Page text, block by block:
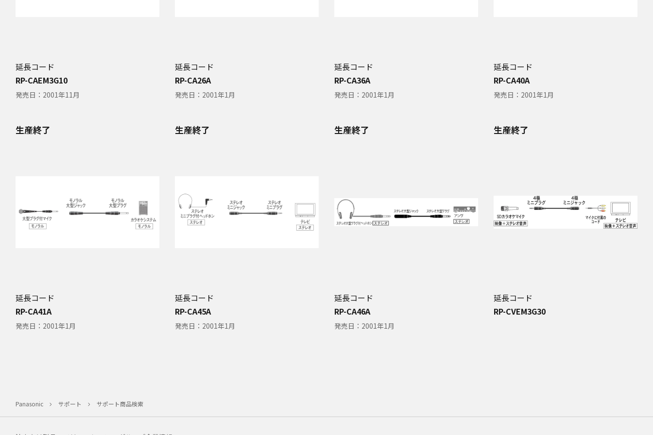
延長コード
RP-CAEM3G10
発売日： 2001年11月
延長コード
RP-CA26A
発売日： 2001年1月
延長コード
RP-CA36A
発売日： 2001年1月
延長コード
RP-CA40A
発売日： 2001年1月
生産終了
延長コード
RP-CA41A
発売日： 2001年1月
生産終了
延長コード
RP-CA45A
発売日： 2001年1月
生産終了
延長コード
RP-CA46A
発売日： 2001年1月
生産終了
延長コード
RP-CVEM3G30
Panasonic サポート サポート商品検索